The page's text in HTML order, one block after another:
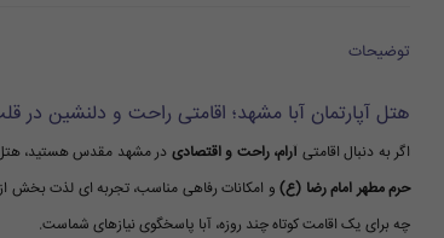
توضیحات
هتل آپارتمان آبا مشهد؛ اقامتی راحت و دلنشین
اگر به دنبال اقامتی آرام، راحت و اقتصادی در مشهد مقدس هستید، هتل
حرم مطهر امام رضا (ع)و امکانات رفاهی مناسب، تجربه ای لذت بخش
چه برای یک اقامت کوتاه چند روزه، آبا پاسخگوی نیازهای شماست.